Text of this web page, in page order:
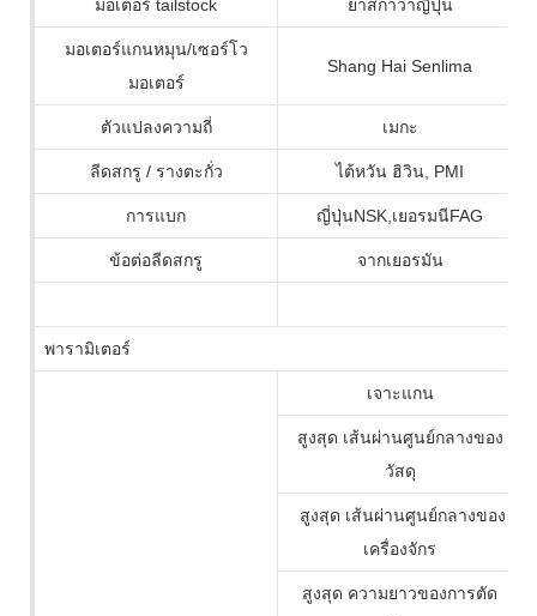
มอเตอร์ tailstock ยาสกาว่าญี่ปุ่น
มอเตอร์แกนหมุน/เซอร์โว
มอเตอร์
Shang Hai Senlima
ตัวแปลงความถี่ เมกะ
ลีดสกรู / รางตะกั่ว ไต้หวัน ฮิวิน, PMI
การแบก ญี่ปุ่นNSK,เยอรมนีFAG
ข้อต่อลีดสกรู จากเยอรมัน
พารามิเตอร์
เจาะแกน
สูงสุด เส้นผ่านศูนย์กลางของ
วัสดุ
สูงสุด เส้นผ่านศูนย์กลางของ
เครื่องจักร
สูงสุด ความยาวของการตัด